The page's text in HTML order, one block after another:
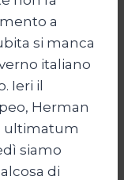
a
si manca
italiano
Ieri il
Herman
ultimatum
siamo
di